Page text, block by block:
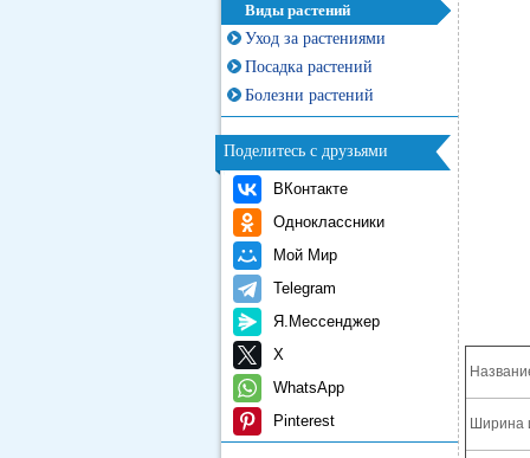
Виды растений
Уход за растениями
Посадка растений
Болезни растений
Поделитесь с друзьями
ВКонтакте
Одноклассники
Мой Мир
Telegram
Я.Мессенджер
X
WhatsApp
Pinterest
Ширина